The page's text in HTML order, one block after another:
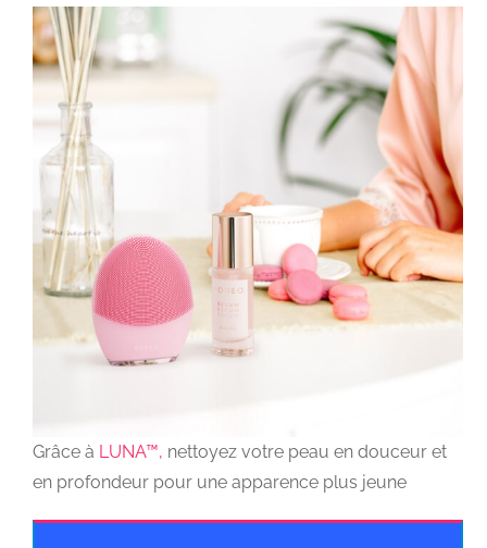
Grâce à LUNA™, nettoyez votre peau en douceur et
en profondeur pour une apparence plus jeune